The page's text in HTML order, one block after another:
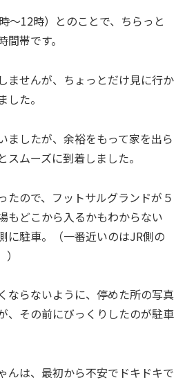
～12時）とのことで、ちらっと
帯です。
ませんが、ちょっとだけ見に行か
た。
ましたが、余裕をもって家を出ら
ムーズに到着しました。
たので、フットサルグランドが５
もどこから入るかもわからない
に駐車。（一番近いのはJR側の
ならないように、停めた所の写真
、その前にびっくりしたのが駐車
んは、最初から不安でドキドキで